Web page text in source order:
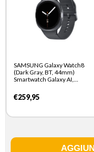
SAMSUNG Galaxy Watch8
(Dark Gray, BT, 44mm)
Smartwatch Galaxy AI,
resistente agli urti, processore
3nm, monitoraggio attivita
€259,95